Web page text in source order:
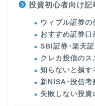
投資初心者向け記
ウィブル証券の
おすすめ証券口
SBI証券･楽天
クレカ投信のス
知らないと損す
新NISA･投信考
失敗しない投資